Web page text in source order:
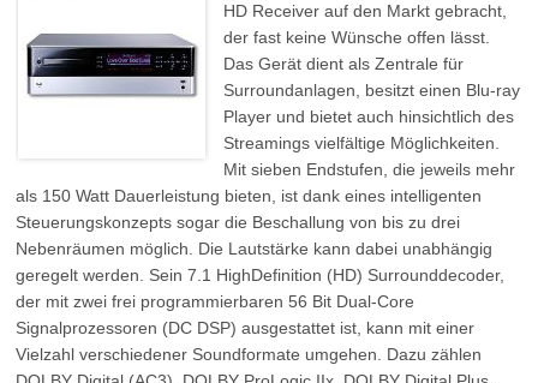
HD Receiver auf den Markt gebracht,
der fast keine Wünsche offen lässt.
Das Gerät dient als Zentrale für
Surroundanlagen, besitzt einen Blu-ray
Player und bietet auch hinsichtlich des
Streamings vielfältige Möglichkeiten.
Mit sieben Endstufen, die jeweils mehr
als 150 Watt Dauerleistung bieten, ist dank eines intelligenten
Steuerungskonzepts sogar die Beschallung von bis zu drei
Nebenräumen möglich. Die Lautstärke kann dabei unabhängig
geregelt werden. Sein 7.1 HighDefinition (HD) Surrounddecoder,
der mit zwei frei programmierbaren 56 Bit Dual-Core
Signalprozessoren (DC DSP) ausgestattet ist, kann mit einer
Vielzahl verschiedener Soundformate umgehen. Dazu zählen